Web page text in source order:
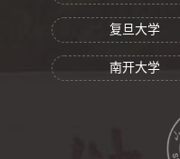
复旦大学
南开大学